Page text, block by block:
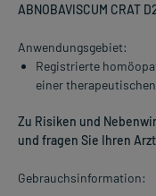
ABNOBAVISCUM CRAT
Anwendungsgebiet:
Registrierte
einer
Zu Risiken und
und fragen Sie Ihren
Gebrauchsinformation: